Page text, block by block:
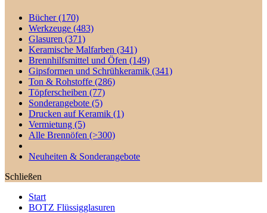
Bücher(170)
Werkzeuge (483)
Glasuren (371)
Keramische Malfarben (341)
Brennhilfsmittel und Öfen (149)
Gipsformen und Schrühkeramik (341)
Ton & Rohstoffe (286)
Töpferscheiben (77)
Sonderangebote (5)
Drucken auf Keramik (1)
Vermietung (5)
Alle Brennöfen (>300)
Neuheiten & Sonderangebote
Schließen
Start
BOTZ Flüssigglasuren